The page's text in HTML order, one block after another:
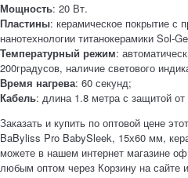
Мощность: 20 Вт.
Пластины: керамическое покрытие с
нанотехнологии титанокерамики Sol-
Температурный режим:
200градусов, наличие светового
Время нагрева: 60 секунд;
Кабель: длина 1.8 метра с защитой от
Заказать и купить по оптовой цене
BaByliss Pro BabySleek, 15х60 мм,
можете в нашем интернет магазине
любым оптом через Корзину на сайте